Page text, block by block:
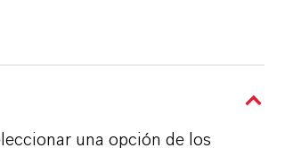
una opción de los